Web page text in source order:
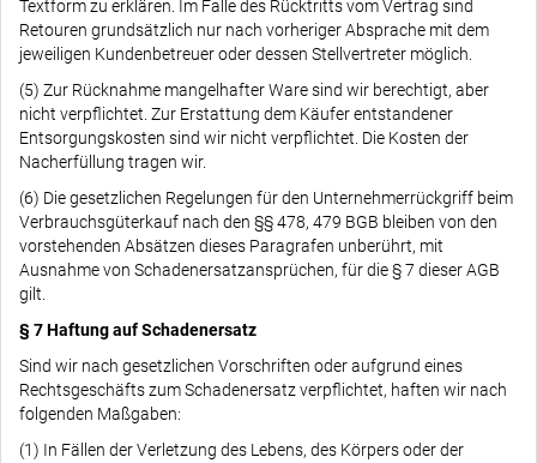
Textform zu erklären. Im Falle des Rücktritts vom Vertrag sind
Retouren grundsätzlich nur nach vorheriger Absprache mit dem
jeweiligen Kundenbetreuer oder dessen Stellvertreter möglich.
(5) Zur Rücknahme mangelhafter Ware sind wir berechtigt, aber
nicht verpflichtet. Zur Erstattung dem Käufer entstandener
Entsorgungskosten sind wir nicht verpflichtet. Die Kosten der
Nacherfüllung tragen wir.
(6) Die gesetzlichen Regelungen für den Unternehmerrückgriff beim
Verbrauchsgüterkauf nach den §§ 478, 479 BGB bleiben von den
vorstehenden Absätzen dieses Paragrafen unberührt, mit
Ausnahme von Schadenersatzansprüchen, für die § 7 dieser AGB
gilt.
§ 7 Haftung auf Schadenersatz
Sind wir nach gesetzlichen Vorschriften oder aufgrund eines
Rechtsgeschäfts zum Schadenersatz verpflichtet, haften wir nach
folgenden Maßgaben:
(1) In Fällen der Verletzung des Lebens, des Körpers oder der